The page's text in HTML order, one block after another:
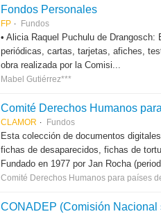
Fondos Personales
FP Fundos
• Alicia Raquel Puchulu de
periódicas, cartas, tarjetas, afiches,
obra realizada por la Comisi...
Mabel Gutiérrez***
Comité Derechos Humanos
CLAMOR Fundos
Esta colección de documentos
fichas de desaparecidos, fichas de
Fundado en 1977 por Jan Rocha
Comité Derechos Humanos para países
CONADEP (Comisión